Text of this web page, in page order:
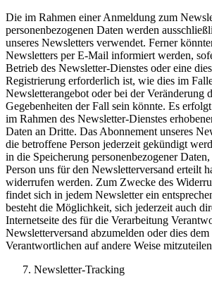
Die im Rahmen einer Anmeldung zum
personenbezogenen Daten werden
unseres Newsletters verwendet. Ferner
Newsletters per E-Mail informiert werden,
Betrieb des Newsletter-Dienstes oder eine
Registrierung erforderlich ist, wie dies im
Newsletterangebot oder bei der Veränderung
Gegebenheiten der Fall sein könnte. Es
im Rahmen des Newsletter-Dienstes
Daten an Dritte. Das Abonnement unseres
die betroffene Person jederzeit gekündigt
in die Speicherung personenbezogener
Person uns für den Newsletterversand erteilt
widerrufen werden. Zum Zwecke des
findet sich in jedem Newsletter ein
besteht die Möglichkeit, sich jederzeit auch
Internetseite des für die Verarbeitung
Newsletterversand abzumelden oder dies
Verantwortlichen auf andere Weise
Newsletter-Tracking